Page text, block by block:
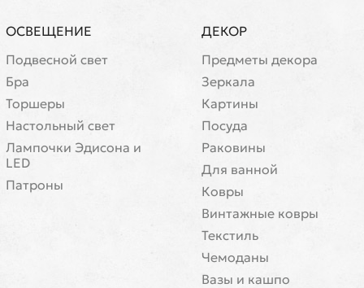
ОСВЕЩЕНИЕ
Подвесной свет
Бра
Торшеры
Настольный свет
Лампочки Эдисона и
LED
Патроны
ДЕКОР
Предметы декора
Зеркала
Картины
Посуда
Раковины
Для ванной
Ковры
Винтажные ковры
Текстиль
Чемоданы
Вазы и кашпо